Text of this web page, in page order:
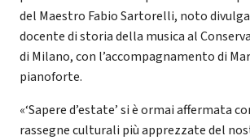
del Maestro Fabio Sartorelli, noto
docente di storia della musica al
di Milano, con l’accompagnamento di
pianoforte.
«‘Sapere d’estate’ si è ormai affermata
rassegne culturali più apprezzate del